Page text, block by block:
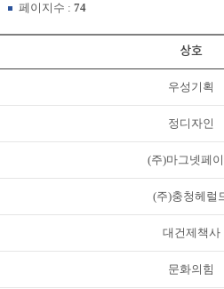
페이지수 : 74
상호
우성기획
정디자인
(주)마그넷페
(주)충청헤럴
대건제책사
문화의힘